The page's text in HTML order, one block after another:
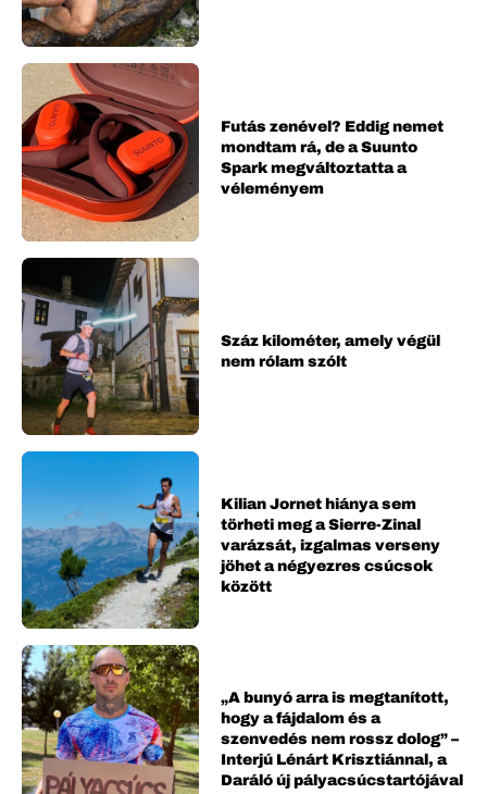
Futás zenével? Eddig nemet
mondtam rá, de a Suunto
Spark megváltoztatta a
véleményem
Száz kilométer, amely végül
nem rólam szólt
Kilian Jornet hiánya sem
törheti meg a Sierre-Zinal
varázsát, izgalmas verseny
jöhet a négyezres csúcsok
között
„A bunyó arra is megtanított,
hogy a fájdalom és a
szenvedés nem rossz dolog” –
Interjú Lénárt Krisztiánnal, a
Daráló új pályacsúcstartójával